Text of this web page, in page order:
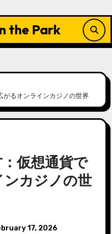
the Park
がるオンラインカジノの世界
仮想通貨で
カジノの世
17, 2026